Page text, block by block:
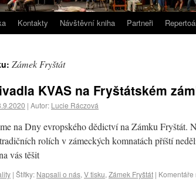
Kontakty Návštěvní kniha Partneři
Zámek Fryštát
KVAS na Fryštátském
| Autor: Lucie Ráczová
na Dny evropského dědictví na Zámku Fryštát.
rolích v zámeckých komnatách příští
vás těšit
| Štítky: Napsali o nás, V tisku, Zámek Fryštát |